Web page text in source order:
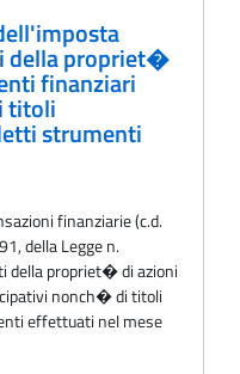
della propriet�
finanziari
titoli
strumenti
finanziarie (c.d.
della Legge n.
della propriet� di azioni
nonch� di titoli
effettuati nel mese